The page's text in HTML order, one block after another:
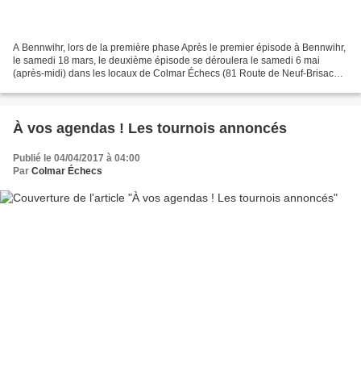
A Bennwihr, lors de la première phase Après le premier épisode à Bennwihr,
le samedi 18 mars, le deuxième épisode se déroulera le samedi 6 mai
(après-midi) dans les locaux de Colmar Échecs (81 Route de Neuf-Brisach)
À vos agendas ! Les tournois annoncés
Publié le 04/04/2017 à 04:00
Par Colmar Échecs